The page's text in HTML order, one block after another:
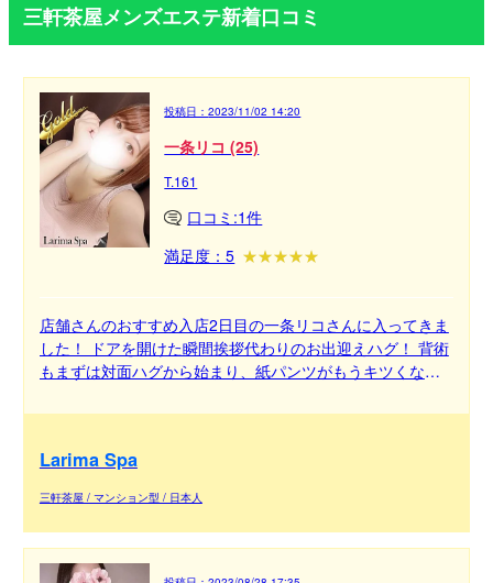
三軒茶屋メンズエステ新着口コミ
投稿日：2023/11/02 14:20
一条リコ (25)
T.161
口コミ:1件
満足度：5
店舗さんのおすすめ入店2日目の一条リコさんに入ってきま
した！ ドアを開けた瞬間挨拶代わりのお出迎えハグ！ 背術
もまずは対面ハグから始まり、紙パンツがもうキツくなっ
いとの事で、勘違いさせられてしまうくらいの彼女感のあ
Larima Spa
三軒茶屋 / マンション型 / 日本人